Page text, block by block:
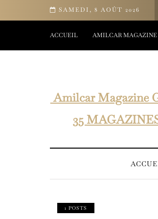
SAMEDI, 8 AOÛT 2026
d’Yves Rocher
ACCUEIL AMILCAR MAGAZINE
Amilcar Magazine
35
1 POSTS